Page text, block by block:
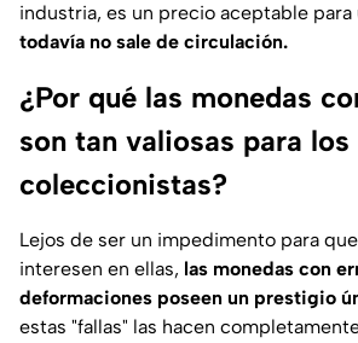
industria, es un precio aceptable para
todavía no sale de circulación.
¿Por qué las monedas
son tan valiosas para los
coleccionistas?
Lejos de ser un impedimento para
interesen en ellas, las monedas con
deformaciones poseen un prestigio
estas "fallas" las hacen